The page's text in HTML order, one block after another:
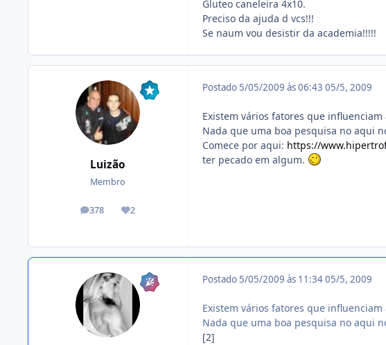
Gluteo caneleira 4x10.
Preciso da ajuda d vcs!!!
Se naum vou desistir da academia!!!!!
Luizão
Membro
378
posts 2
Reputação
Postado 5/05/2009 às 06:43 05/5, 2009
Existem vários fatores que
Nada que uma boa pesquisa no aqui
Comece por aqui: https://
ter pecado em algum.
Postado 5/05/2009 às 11:3405/5, 2009
Existem vários fatores que
Nada que uma boa pesquisa no aqui
[2]